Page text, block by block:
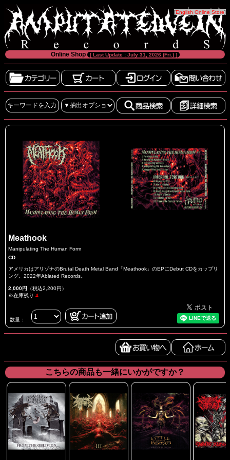
[English Online Store]
Online Shop [ Last Update : July 31, 2026 (Fri.) ]
Meathook
Manipulating The Human Form
CD
アメリカはアリゾナのBrutal Death Metal Band「Meathook」のEPにDebut CDをカップリ
ング。2022年Ablated Records。
2,000円 （税込2,200円）
※在庫残り 4
数量：
こちらの商品も一緒にいかがですか？